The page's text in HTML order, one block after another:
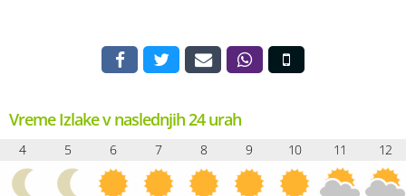
Vreme Izlake v naslednjih 24 urah
4 5 6 7 8 9 10 11 12